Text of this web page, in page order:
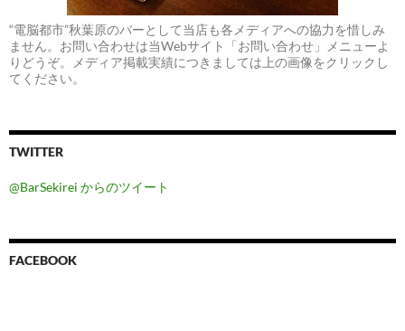
“電脳都市”秋葉原のバーとして当店も各メディアへの協力を惜しみ
ません。お問い合わせは当Webサイト「お問い合わせ」メニューよ
りどうぞ。メディア掲載実績につきましては上の画像をクリックし
てください。
TWITTER
@BarSekirei からのツイート
FACEBOOK